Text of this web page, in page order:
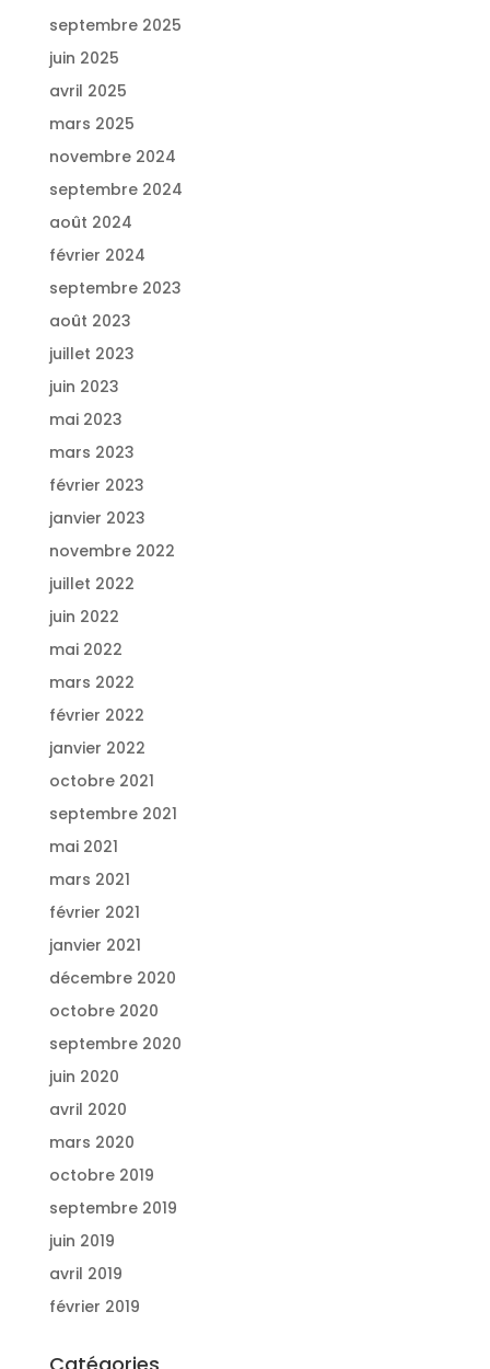
septembre 2025
juin 2025
avril 2025
mars 2025
novembre 2024
septembre 2024
août 2024
février 2024
septembre 2023
août 2023
juillet 2023
juin 2023
mai 2023
mars 2023
février 2023
janvier 2023
novembre 2022
juillet 2022
juin 2022
mai 2022
mars 2022
février 2022
janvier 2022
octobre 2021
septembre 2021
mai 2021
mars 2021
février 2021
janvier 2021
décembre 2020
octobre 2020
septembre 2020
juin 2020
avril 2020
mars 2020
octobre 2019
septembre 2019
juin 2019
avril 2019
février 2019